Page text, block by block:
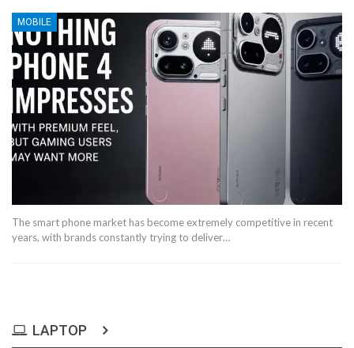
MOBILE
The smart phone market has become extremely competitive in recent
years, with brands constantly trying to deliver…
LAPTOP